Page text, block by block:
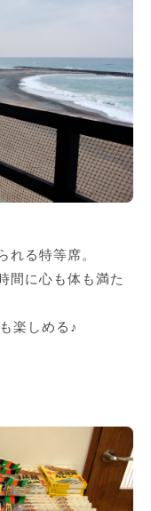
れる特等席。
間に心も体も満た
楽しめる♪